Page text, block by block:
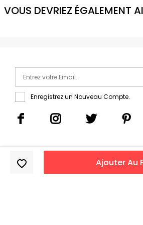
Ajouter Au
VOUS DEVRIEZ ÉGALEMENT
Enregistrez un Nouveau Compte.